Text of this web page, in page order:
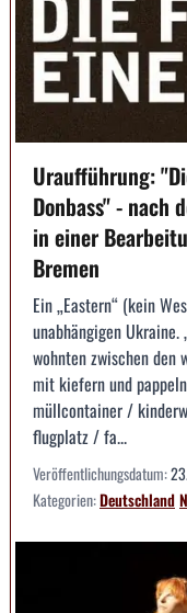
Uraufführung:
Donbass" - nach
in einer
Bremen
Ein „Eastern“ (kein
unabhängigen
wohnten zwischen
mit kiefern und
müllcontainer /
flugplatz / fa...
Veröffentlichungsdatum:
Kategorien:Deutschland